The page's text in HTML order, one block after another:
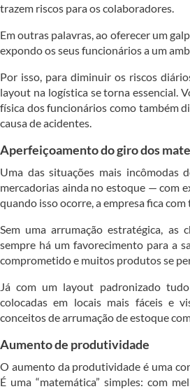
trazem riscos para os colaboradores.
Em outras palavras, ao oferecer um
expondo os seus funcionários a um
Por isso, para diminuir os riscos
layout na logística se torna essencial.
física dos funcionários como também
causa de acidentes.
Aperfeiçoamento do giro dos
Uma das situações mais
mercadorias ainda no estoque — com
quando isso ocorre, a empresa fica
Sem uma arrumação estratégica, as
sempre há um favorecimento para a
comprometido e muitos produtos se
Já com um layout padronizado
colocadas em locais mais fáceis e
conceitos de arrumação de estoque
Aumento de produtividade
O aumento da produtividade é uma
É uma “matemática” simples: com